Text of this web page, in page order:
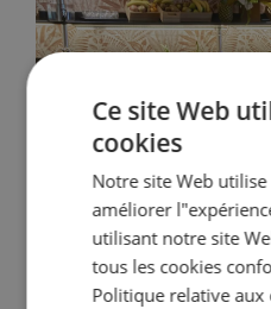
The Moods Oasis
Ce site Web
cookies
Notre site Web
améliorer
utilisant notre site
tous les cookies
Politique relative aux